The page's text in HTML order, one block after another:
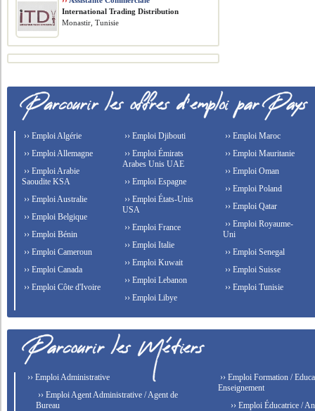
International Trading Distribution
Monastir, Tunisie
›› Emploi Algérie
›› Emploi Allemagne
›› Emploi Arabie
Saoudite KSA
›› Emploi Australie
›› Emploi Belgique
›› Emploi Bénin
›› Emploi Cameroun
›› Emploi Canada
›› Emploi Côte d'Ivoire
›› Emploi Djibouti
›› Emploi Émirats
Arabes Unis UAE
›› Emploi Espagne
›› Emploi États-Unis
USA
›› Emploi France
›› Emploi Italie
›› Emploi Kuwait
›› Emploi Lebanon
›› Emploi Libye
›› Emploi Maroc
›› Emploi Mauritanie
›› Emploi Oman
›› Emploi Poland
›› Emploi Qatar
›› Emploi Royaume-
Uni
›› Emploi Senegal
›› Emploi Suisse
›› Emploi Tunisie
›› Emploi Administrative
›› Emploi Agent Administrative / Agent de
Bureau
›› Emploi Formation /
Enseignement
›› Emploi Éducatrice /